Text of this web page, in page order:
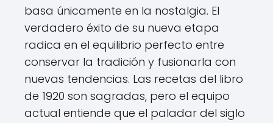
basa únicamente en la nostalgia. El
verdadero éxito de su nueva etapa
radica en el equilibrio perfecto entre
conservar la tradición y fusionarla con
nuevas tendencias. Las recetas del libro
de 1920 son sagradas, pero el equipo
actual entiende que el paladar del siglo